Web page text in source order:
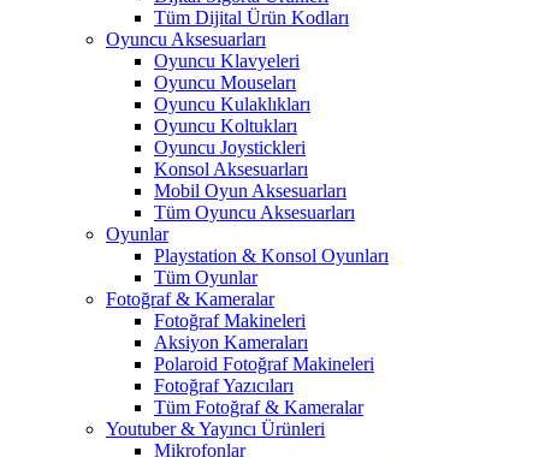
Tüm Dijital Ürün Kodları
Oyuncu Aksesuarları
Oyuncu Klavyeleri
Oyuncu Mouseları
Oyuncu Kulaklıkları
Oyuncu Koltukları
Oyuncu Joystickleri
Konsol Aksesuarları
Mobil Oyun Aksesuarları
Tüm Oyuncu Aksesuarları
Oyunlar
Playstation & Konsol Oyunları
Tüm Oyunlar
Fotoğraf & Kameralar
Fotoğraf Makineleri
Aksiyon Kameraları
Polaroid Fotoğraf Makineleri
Fotoğraf Yazıcıları
Tüm Fotoğraf & Kameralar
Youtuber & Yayıncı Ürünleri
Mikrofonlar